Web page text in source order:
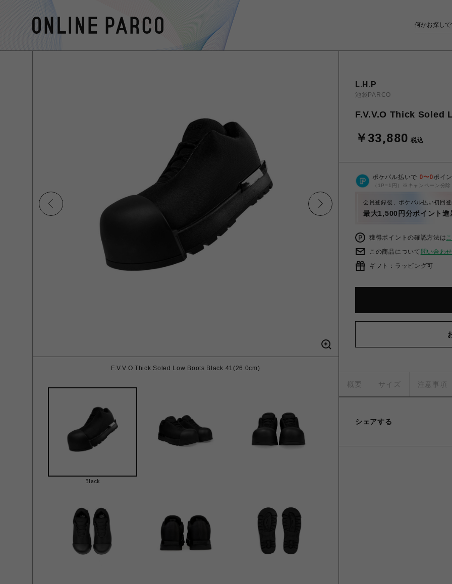
F.V.V.O Thick Soled Low Boots Black 41(26.0cm)
Black
L.H.P
池袋PARCO
F.V.V.O Thick Soled
￥33,880 税込
ポケパル払いで 0〜0ポイ
（1P=1円）※キャンペーン分除
会員登録後、ポケパル払い初回
最大1,500円分ポイント進
獲得ポイントの確認方法は
この商品について 問い合わ
ギフト：ラッピング可
概要 サイズ 注意事項
シェアする